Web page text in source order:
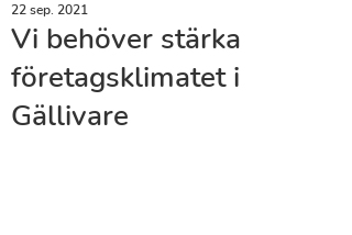
Vi behöver stärka
företagsklimatet i
Gällivare
22 sep. 2021